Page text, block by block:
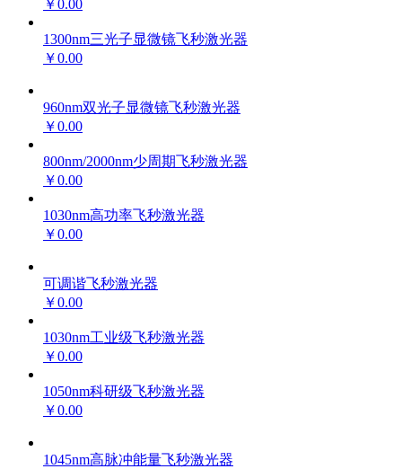
￥0.00
1300nm三光子显微镜飞秒激光器
￥0.00
960nm双光子显微镜飞秒激光器
￥0.00
800nm/2000nm少周期飞秒激光器
￥0.00
1030nm高功率飞秒激光器
￥0.00
可调谐飞秒激光器
￥0.00
1030nm工业级飞秒激光器
￥0.00
1050nm科研级飞秒激光器
￥0.00
1045nm高脉冲能量飞秒激光器